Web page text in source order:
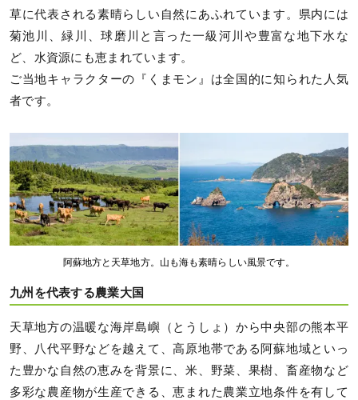
草に代表される素晴らしい自然にあふれています。県内には
菊池川、緑川、球磨川と言った一級河川や豊富な地下水な
ど、水資源にも恵まれています。
ご当地キャラクターの『くまモン』は全国的に知られた人気
者です。
阿蘇地方と天草地方。山も海も素晴らしい風景です。
九州を代表する農業大国
天草地方の温暖な海岸島嶼（とうしょ）から中央部の熊本平
野、八代平野などを越えて、高原地帯である阿蘇地域といっ
た豊かな自然の恵みを背景に、米、野菜、果樹、畜産物など
多彩な農産物が生産できる、恵まれた農業立地条件を有して